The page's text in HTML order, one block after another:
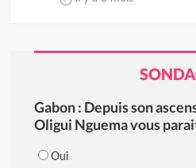
Gabon : Depuis son
Oligui Nguema vous
Oui